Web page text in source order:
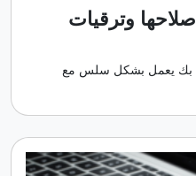
وترقيات
بك يعمل بشكل سلس مع